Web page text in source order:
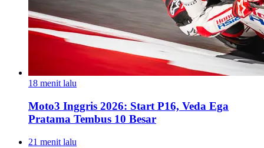
18 menit lalu
Moto3 Inggris 2026: Start P16, Veda Ega
Pratama Tembus 10 Besar
21 menit lalu